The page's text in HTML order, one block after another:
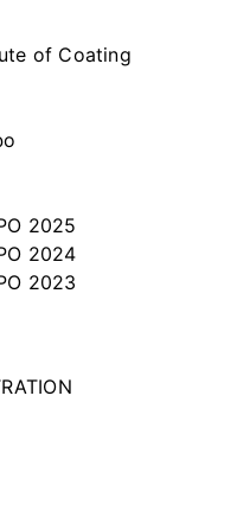
of Coating
2025
2024
2023